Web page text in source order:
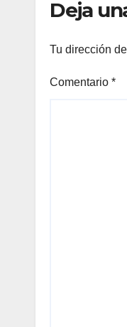
Deja
Tu dirección
Comentario *